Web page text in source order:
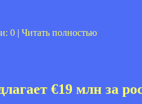
0 | Читать полностью
€19 млн за